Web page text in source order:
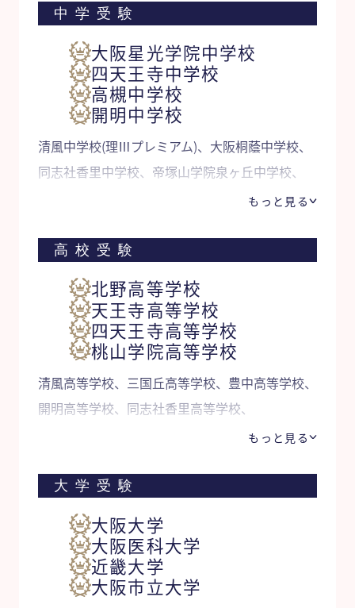
中学受験
大阪星光学院中学校
四天王寺中学校
高槻中学校
開明中学校
清風中学校(理Ⅲプレミアム)、大阪桐蔭中学校、
同志社香里中学校、帝塚山学院泉ヶ丘中学校、
大谷中学校、関西大学中等部、灘中学校 他
もっと見る
高校受験
北野高等学校
天王寺高等学校
四天王寺高等学校
桃山学院高等学校
清風高等学校、三国丘高等学校、豊中高等学校、
開明高等学校、同志社香里高等学校、
もっと見る
大学受験
大阪大学
大阪医科大学
近畿大学
大阪市立大学